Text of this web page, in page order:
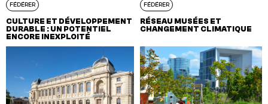
FÉDÉRER
CULTURE ET DÉVELOPPEMENT
DURABLE : UN POTENTIEL
ENCORE INEXPLOITÉ
FÉDÉRER
RÉSEAU MUSÉES ET
CHANGEMENT CLIMATIQUE